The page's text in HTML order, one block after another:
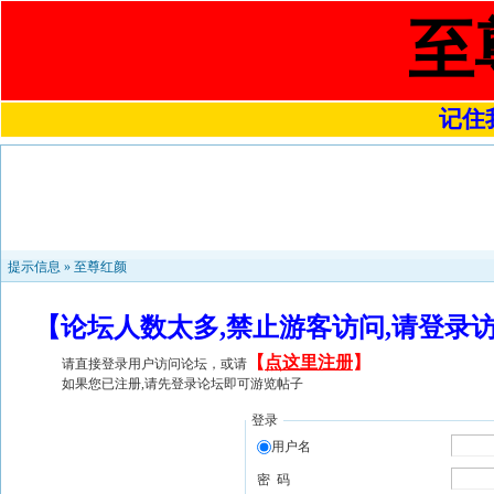
至
记住
提示信息 » 至尊红颜
【论坛人数太多,禁止游客访问,请登
请直接登录用户访问论坛，或请 【 点这里注册】
如果您已注册,请先登录论坛即可游览帖子
登录
用户名
密 码